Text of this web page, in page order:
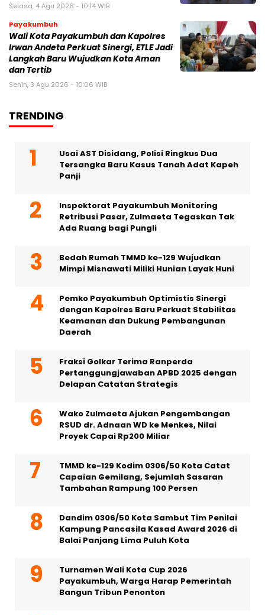
Selasa, 4 Agu 2026 - 10:14 WIB
Payakumbuh
Wali Kota Payakumbuh dan Kapolres
Irwan Andeta Perkuat Sinergi, ETLE Jadi
Langkah Baru Wujudkan Kota Aman
dan Tertib
Senin, 3 Agu 2026 - 10:06 WIB
TRENDING
Usai AST Disidang, Polisi Ringkus Dua
Tersangka Baru Kasus Tanah Adat Kapeh
Panji
Inspektorat Payakumbuh Monitoring
Retribusi Pasar, Zulmaeta Tegaskan Tak
Ada Ruang bagi Pungli
Bedah Rumah TMMD ke-129 Wujudkan
Mimpi Misnawati Miliki Hunian Layak Huni
Pemko Payakumbuh Optimistis Sinergi
dengan Kapolres Baru Perkuat Stabilitas
Keamanan dan Dukung Pembangunan
Daerah
Fraksi Golkar Terima Ranperda
Pertanggungjawaban APBD 2025 dengan
Delapan Catatan Strategis
Wako Zulmaeta Ajukan Pengembangan
RSUD dr. Adnaan WD ke Menkes, Nilai
Proyek Capai Rp200 Miliar
TMMD ke-129 Kodim 0306/50 Kota Catat
Capaian Gemilang, Sejumlah Sasaran
Tambahan Rampung 100 Persen
Dandim 0306/50 Kota Sambut Tim Penilai
Kampung Pancasila Kasad Award 2026 di
Balai Panjang Lima Puluh Kota
Turnamen Wali Kota Cup 2026
Payakumbuh, Warga Harap Pemerintah
Bangun Tribun Penonton